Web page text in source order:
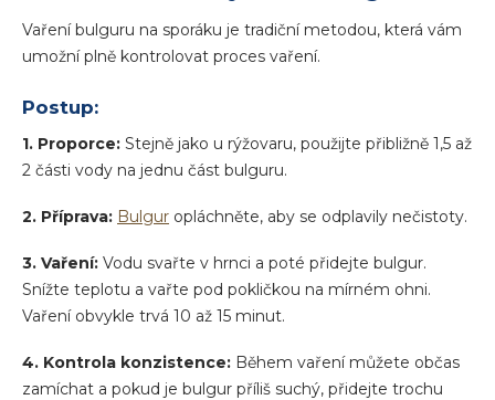
Vaření bulguru na sporáku je tradiční metodou, která vám
umožní plně kontrolovat proces vaření.
Postup:
1. Proporce: Stejně jako u rýžovaru, použijte přibližně 1,5 až
2 části vody na jednu část bulguru.
2. Příprava: Bulgur opláchněte, aby se odplavily nečistoty.
3. Vaření: Vodu svařte v hrnci a poté přidejte bulgur.
Snížte teplotu a vařte pod pokličkou na mírném ohni.
Vaření obvykle trvá 10 až 15 minut.
4. Kontrola konzistence: Během vaření můžete občas
zamíchat a pokud je bulgur příliš suchý, přidejte trochu